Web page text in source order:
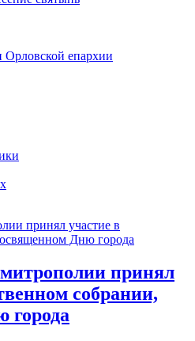
епархии
принял
собрании,
города